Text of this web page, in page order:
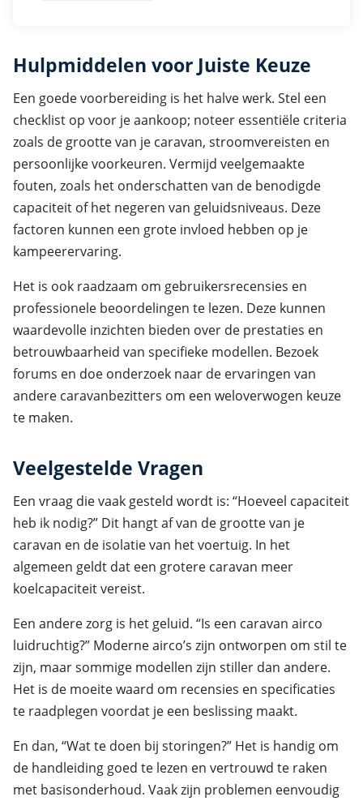
Hulpmiddelen voor Juiste Keuze
Een goede voorbereiding is het halve werk. Stel een
checklist op voor je aankoop; noteer essentiële criteria
zoals de grootte van je caravan, stroomvereisten en
persoonlijke voorkeuren. Vermijd veelgemaakte
fouten, zoals het onderschatten van de benodigde
capaciteit of het negeren van geluidsniveaus. Deze
factoren kunnen een grote invloed hebben op je
kampeerervaring.
Het is ook raadzaam om gebruikersrecensies en
professionele beoordelingen te lezen. Deze kunnen
waardevolle inzichten bieden over de prestaties en
betrouwbaarheid van specifieke modellen. Bezoek
forums en doe onderzoek naar de ervaringen van
andere caravanbezitters om een weloverwogen keuze
te maken.
Veelgestelde Vragen
Een vraag die vaak gesteld wordt is: “Hoeveel capaciteit
heb ik nodig?” Dit hangt af van de grootte van je
caravan en de isolatie van het voertuig. In het
algemeen geldt dat een grotere caravan meer
koelcapaciteit vereist.
Een andere zorg is het geluid. “Is een caravan airco
luidruchtig?” Moderne airco’s zijn ontworpen om stil te
zijn, maar sommige modellen zijn stiller dan andere.
Het is de moeite waard om recensies en specificaties
te raadplegen voordat je een beslissing maakt.
En dan, “Wat te doen bij storingen?” Het is handig om
de handleiding goed te lezen en vertrouwd te raken
met basisonderhoud. Vaak zijn problemen eenvoudig